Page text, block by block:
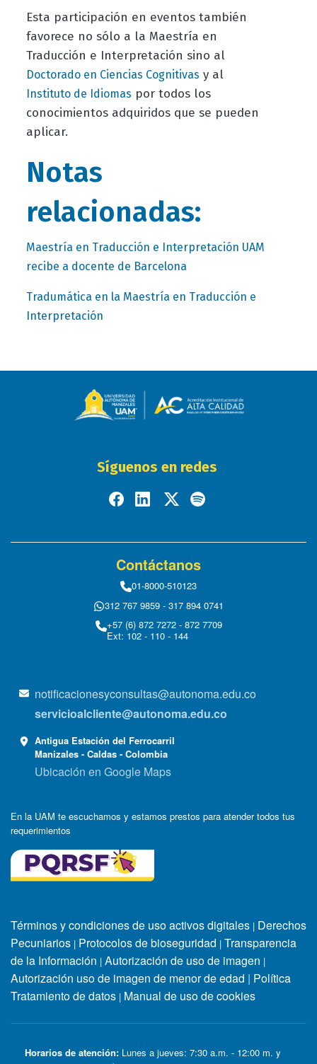
Esta participación en eventos también
favorece no sólo a la Maestría en
Traducción e Interpretación sino al
Doctorado en Ciencias Cognitivas y al
Instituto de Idiomas por todos los
conocimientos adquiridos que se pueden
aplicar.
Notas
relacionadas:
Maestría en Traducción e Interpretación UAM
recibe a docente de Barcelona
Tradumática en la Maestría en Traducción e
Interpretación
Síguenos en redes
Contáctanos
01-8000-510123
312 767 9859 - 317 894 0741
+57 (6) 872 7272 - 872 7709
Ext: 102 - 110 - 144
notificacionesyconsultas@autonoma.edu.co
servicioalcliente@autonoma.edu.co
Antigua Estación del Ferrocarril
Manizales - Caldas - Colombia
Ubicación en Google Maps
En la UAM te escuchamos y estamos prestos para atender todos tus
requerimientos
Términos y condiciones de uso activos digitales | Derechos
Pecuniarios | Protocolos de bioseguridad | Transparencia
de la Información | Autorización de uso de imagen |
Autorización uso de imagen de menor de edad | Política
Tratamiento de datos | Manual de uso de cookies
Horarios de atención: Lunes a jueves: 7:30 a.m. - 12:00 m. y